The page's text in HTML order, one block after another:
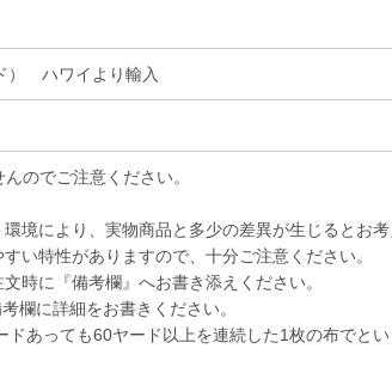
） ハワイより輸入
のでご注意ください。
境により、実物商品と多少の差異が生じるとお考
い特性がありますので、十分ご注意ください。
時に『備考欄』へお書き添えください。
欄に詳細をお書きください。
あっても60ヤード以上を連続した1枚の布でとい